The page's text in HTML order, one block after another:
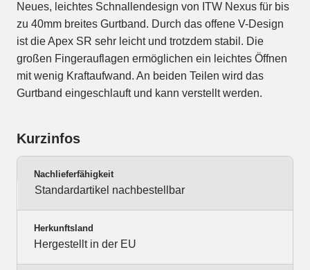
Neues, leichtes Schnallendesign von ITW Nexus für bis
zu 40mm breites Gurtband. Durch das offene V-Design
ist die Apex SR sehr leicht und trotzdem stabil. Die
großen Fingerauflagen ermöglichen ein leichtes Öffnen
mit wenig Kraftaufwand. An beiden Teilen wird das
Gurtband eingeschlauft und kann verstellt werden.
Kurzinfos
Nachlieferfähigkeit
Standardartikel nachbestellbar
Herkunftsland
Hergestellt in der EU